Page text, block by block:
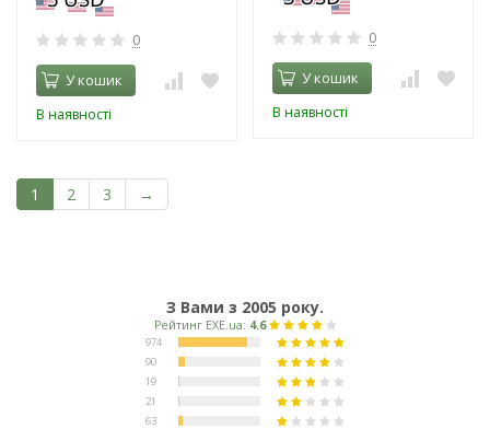
0
У кошик
В наявності
0
У кошик
В наявності
1 2 3 →
З Вами з 2005 року.